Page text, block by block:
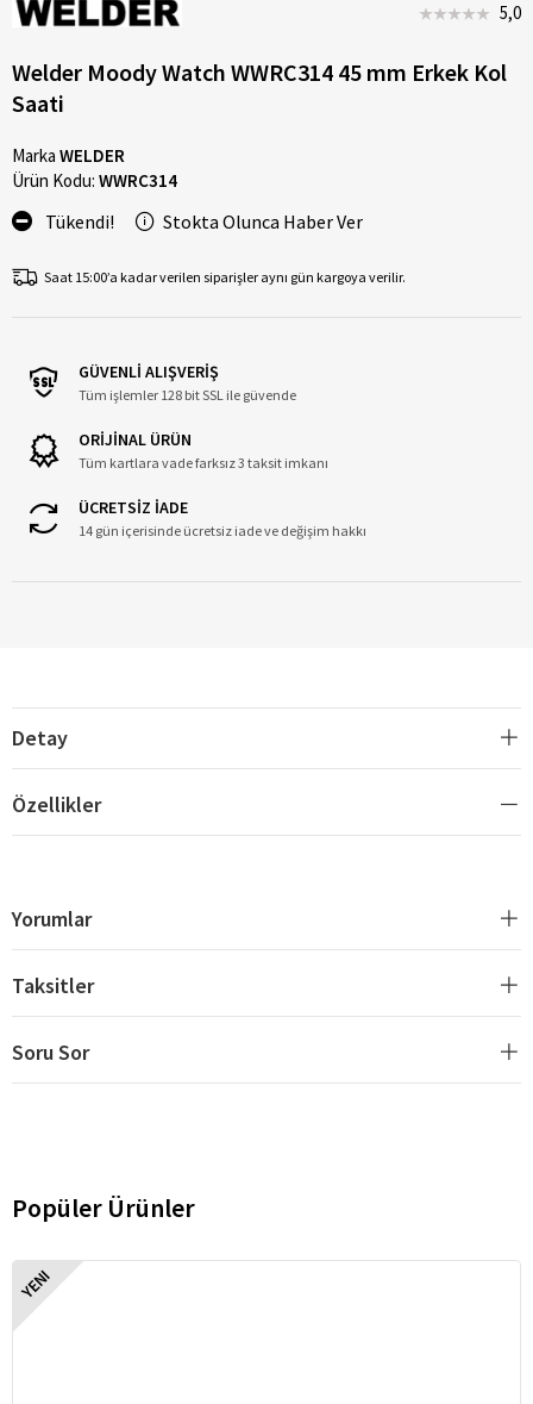
5,0
Welder Moody Watch WWRC314 45 mm Erkek Kol
Saati
Marka WELDER
Ürün Kodu: WWRC314
Tükendi! Stokta Olunca Haber Ver
Saat 15:00’a kadar verilen siparişler aynı gün kargoya verilir.
GÜVENLİ ALIŞVERİŞ
Tüm işlemler 128 bit SSL ile güvende
ORİJİNAL ÜRÜN
Tüm kartlara vade farksız 3 taksit imkanı
ÜCRETSİZ İADE
14 gün içerisinde ücretsiz iade ve değişim hakkı
Detay
Özellikler
Yorumlar
Taksitler
Soru Sor
Popüler Ürünler
YENI